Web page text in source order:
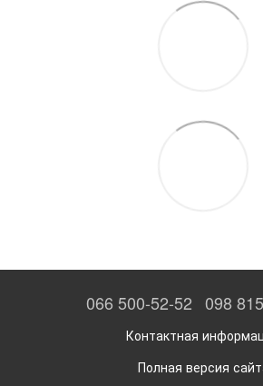
066 500-52-52 098
Контактная
Полная версия